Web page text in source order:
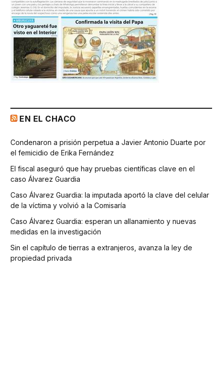
EN EL CHACO
Condenaron a prisión perpetua a Javier Antonio Duarte por
el femicidio de Erika Fernández
El fiscal aseguró que hay pruebas científicas clave en el
caso Álvarez Guardia
Caso Álvarez Guardia: la imputada aportó la clave del celular
de la víctima y volvió a la Comisaría
Caso Álvarez Guardia: esperan un allanamiento y nuevas
medidas en la investigación
Sin el capítulo de tierras a extranjeros, avanza la ley de
propiedad privada